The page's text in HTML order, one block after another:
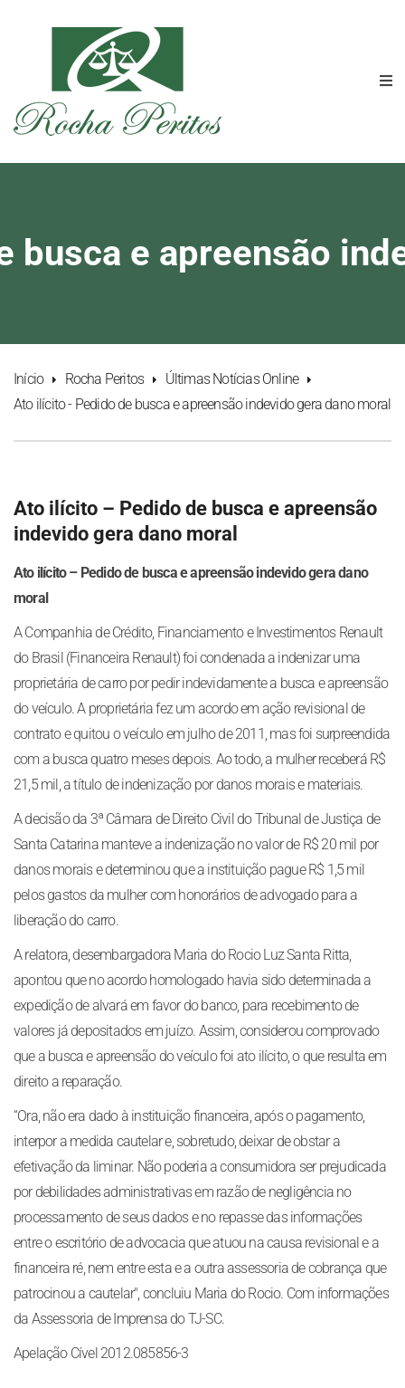
e apreensão
Início Rocha Peritos
Últimas Notícias Online
Ato ilícito - Pedido de busca e apreensão indevido gera dano moral
Ato ilícito – Pedido de busca e apreensão
indevido gera dano moral
Ato ilícito – Pedido de busca e apreensão indevido gera dano
moral
A Companhia de Crédito, Financiamento e Investimentos Renault
do Brasil (Financeira Renault) foi condenada a indenizar uma
proprietária de carro por pedir indevidamente a busca e apreensão
do veículo. A proprietária fez um acordo em ação revisional de
contrato e quitou o veículo em julho de 2011, mas foi surpreendida
com a busca quatro meses depois. Ao todo, a mulher receberá R$
21,5 mil, a título de indenização por danos morais e materiais.
A decisão da 3ª Câmara de Direito Civil do Tribunal de Justiça de
Santa Catarina manteve a indenização no valor de R$ 20 mil por
danos morais e determinou que a instituição pague R$ 1,5 mil
pelos gastos da mulher com honorários de advogado para a
liberação do carro.
A relatora, desembargadora Maria do Rocio Luz Santa Ritta,
apontou que no acordo homologado havia sido determinada a
expedição de alvará em favor do banco, para recebimento de
valores já depositados em juízo. Assim, considerou comprovado
que a busca e apreensão do veículo foi ato ilícito, o que resulta em
direito a reparação.
“Ora, não era dado à instituição financeira, após o pagamento,
interpor a medida cautelar e, sobretudo, deixar de obstar a
efetivação da liminar. Não poderia a consumidora ser prejudicada
por debilidades administrativas em razão de negligência no
processamento de seus dados e no repasse das informações
entre o escritório de advocacia que atuou na causa revisional e a
financeira ré, nem entre esta e a outra assessoria de cobrança que
patrocinou a cautelar", concluiu Maria do Rocio. Com informações
da Assessoria de Imprensa do TJ-SC.
Apelação Cível 2012.085856-3